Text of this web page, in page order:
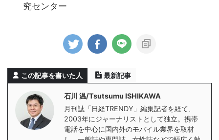
究センター
この記事を書いた人 最新記事
石川 温/Tsutsumu ISHIKAWA
月刊誌「日経TRENDY」編集記者を経て、
2003年にジャーナリストとして独立。携帯
電話を中心に国内外のモバイル業界を取材